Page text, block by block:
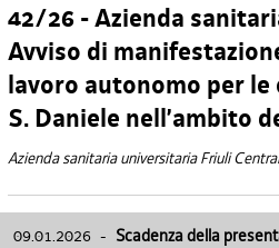
42/26 - Azienda
Avviso di
lavoro autonomo per le
S. Daniele nell’ambito
Azienda sanitaria universitaria Friuli
09.01.2026 - Scadenza della